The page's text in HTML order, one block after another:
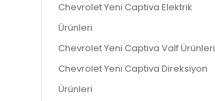
Chevrolet Yeni Captiva Elektrik
Ürünleri
Chevrolet Yeni Captiva Valf Ürünleri
Chevrolet Yeni Captiva Direksiyon
Ürünleri